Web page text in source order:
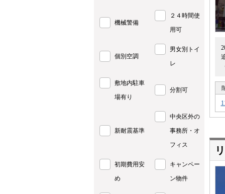
機械警備
２４時間使
用可
個別空調
男女別トイ
レ
敷地内駐車
場有り
分割可
新耐震基準
中央区外の
事務所・オ
フィス
初期費用安
め
キャンペー
ン物件